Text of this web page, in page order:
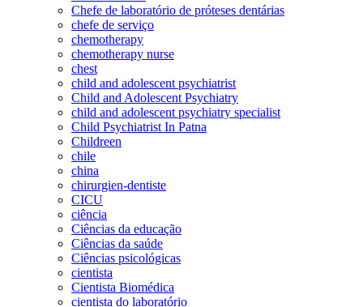
Chefe de laboratório de próteses dentárias
chefe de serviço
chemotherapy
chemotherapy nurse
chest
child and adolescent psychiatrist
Child and Adolescent Psychiatry
child and adolescent psychiatry specialist
Child Psychiatrist In Patna
Childreen
chile
china
chirurgien-dentiste
CICU
ciência
Ciências da educação
Ciências da saúde
Ciências psicológicas
cientista
Cientista Biomédica
cientista do laboratório